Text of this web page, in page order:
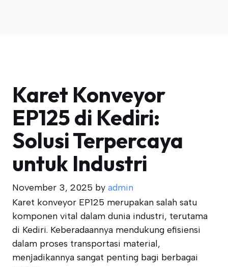
Karet Konveyor
EP125 di Kediri:
Solusi Terpercaya
untuk Industri
November 3, 2025 by admin
Karet konveyor EP125 merupakan salah satu
komponen vital dalam dunia industri, terutama
di Kediri. Keberadaannya mendukung efisiensi
dalam proses transportasi material,
menjadikannya sangat penting bagi berbagai